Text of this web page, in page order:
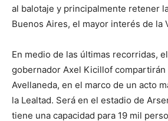
al balotaje y principalmente retener
Buenos Aires, el mayor interés de la
En medio de las últimas recorridas,
gobernador Axel Kicillof compartirán
Avellaneda, en el marco de un acto
la Lealtad. Será en el estadio de
tiene una capacidad para 19 mil